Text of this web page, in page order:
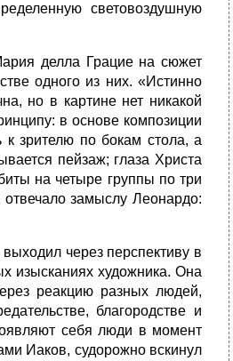
световоздушную
делла Грацие на сюжет
одного из них. «Истинно
но в картине нет никакой
в основе композиции
зрителю по бокам стола, а
пейзаж; глаза Христа
на четыре группы по три
замыслу Лео­нардо:
через перспективу в
изыс­каниях художника. Она
реакцию разных людей,
благородстве и
себя люди в момент
Иаков, судорожно вскинул